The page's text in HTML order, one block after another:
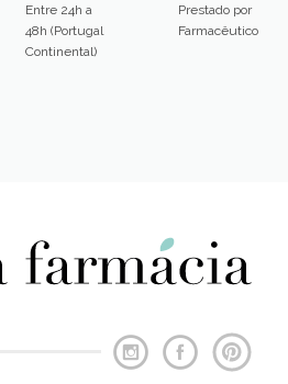
Entre 24h a
48h (Portugal
Continental)
Prestado por
Farmacêutico